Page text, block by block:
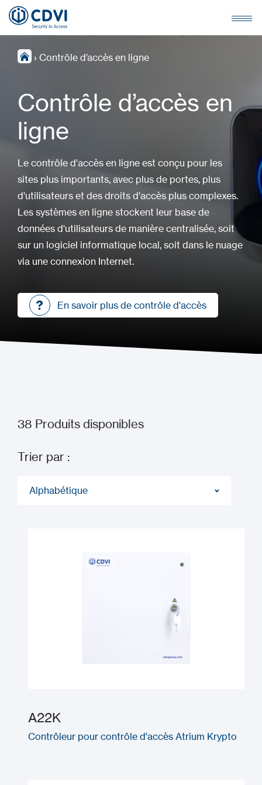
› Contrôle d’accès en ligne
Contrôle d’accès en
ligne
Le contrôle d'accès en ligne est conçu pour les
sites plus importants, avec plus de portes, plus
d'utilisateurs et des droits d'accès plus complexes.
Les systèmes en ligne stockent leur base de
données d'utilisateurs de manière centralisée, soit
sur un logiciel informatique local, soit dans le nuage
via une connexion Internet.
En savoir plus de contrôle d'accès
38 Produits disponibles
Trier par :
Alphabétique
A22K
Contrôleur pour contrôle d'accès Atrium Krypto